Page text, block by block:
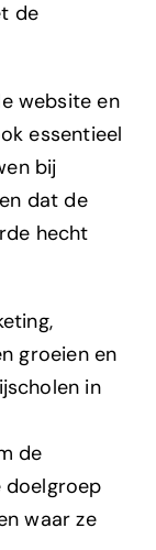
de
website en
essentieel
bij
dat de
hecht
groeien en
in
de
doelgroep
waar ze